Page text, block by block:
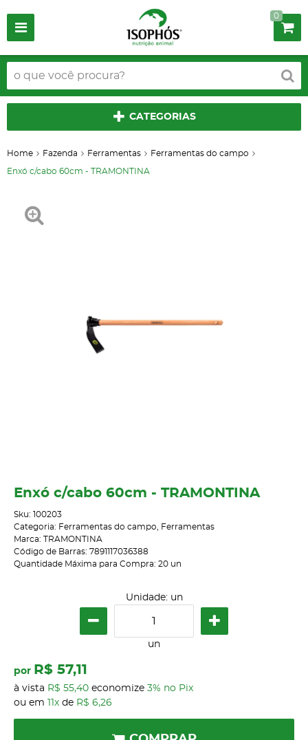
0
CATEGORIAS
Home Fazenda Ferramentas Ferramentas do campo
Enxó c/cabo 60cm - TRAMONTINA
Enxó c/cabo 60cm - TRAMONTINA
Sku: 100203
Categoria: Ferramentas do campo
Ferramentas
Marca: TRAMONTINA
Código de Barras: 7891117036388
Quantidade Máxima para Compra: 20 un
Unidade: un
un
por R$ 57,11
à vista R$ 55,40 economize 3% no Pix
ou em
11x de R$ 6,26